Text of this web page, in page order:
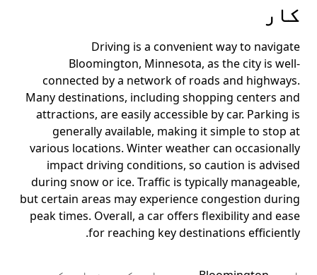
کار
Driving is a convenient way to navigate
Bloomington, Minnesota, as the city is well-
connected by a network of roads and highways.
Many destinations, including shopping centers and
attractions, are easily accessible by car. Parking is
generally available, making it simple to stop at
various locations. Winter weather can occasionally
impact driving conditions, so caution is advised
during snow or ice. Traffic is typically manageable,
but certain areas may experience congestion during
peak times. Overall, a car offers flexibility and ease
for reaching key destinations efficiently.